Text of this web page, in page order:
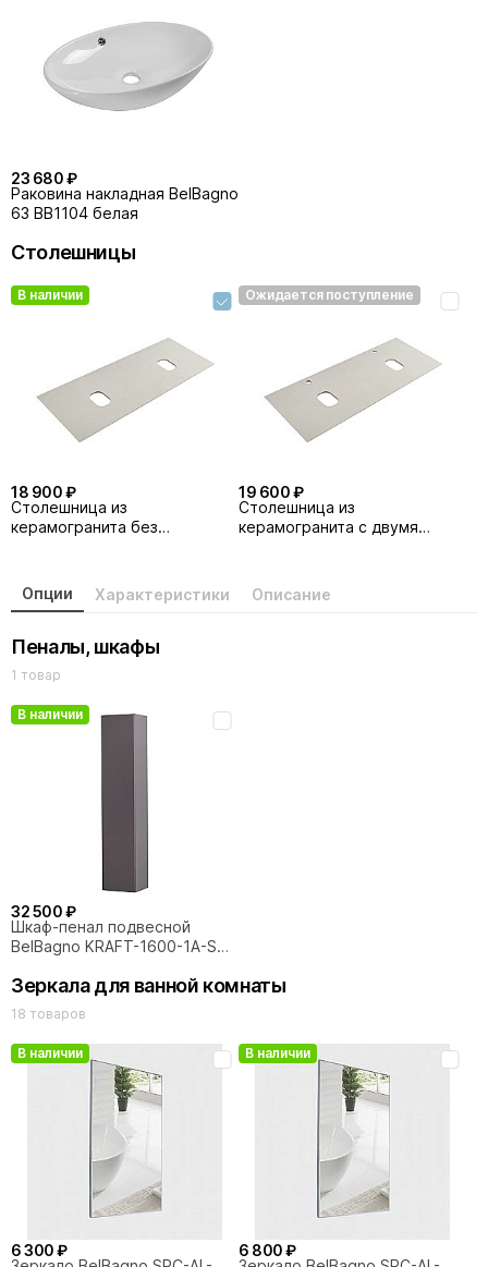
23 680 ₽
Раковина накладная BelBagno
63 BB1104 белая
Столешницы
В наличии
18 900 ₽
Столешница из
керамогранита без
Cemento
Ожидается поступление
19 600 ₽
Столешница из
керамогранита с двумя
Cemento
Опции Характеристики Описание
Пеналы, шкафы
1 товар
В наличии
32 500 ₽
Шкаф-пенал подвесной
BelBagno KRAFT-1600-1A-SC-
матовый
Зеркала для ванной комнаты
18 товаров
В наличии
6 300 ₽
В наличии
6 800 ₽